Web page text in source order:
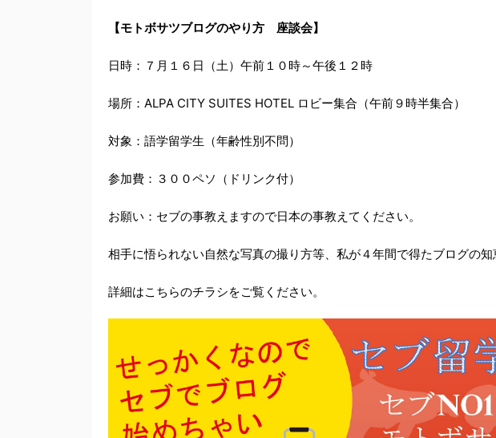
【モトボサツブログのやり方 座談会】
日時：７月１６日（土）午前１０時～午後１２時
場所：ALPA CITY SUITES HOTEL ロビー集合（午前９時半集合）
対象：語学留学生（年齢性別不問）
参加費：３００ペソ（ドリンク付）
お願い：セブの事教えますので日本の事教えてください。
相手に悟られない自然な写真の撮り方等、私が４年間で得たブログの知
詳細はこちらのチラシをご覧ください。